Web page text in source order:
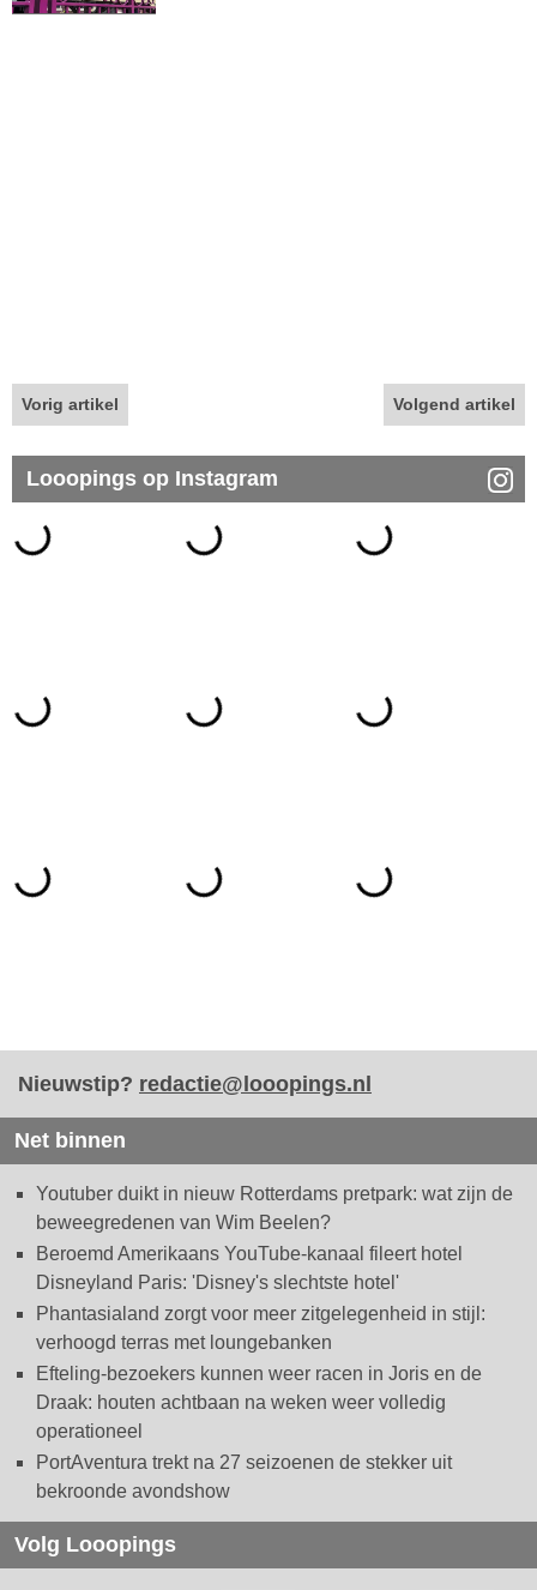
Vorig artikel Volgend artikel
Looopings op Instagram
Nieuwstip? redactie@looopings.nl
Net binnen
Youtuber duikt in nieuw Rotterdams pretpark: wat zijn de
beweegredenen van Wim Beelen?
Beroemd Amerikaans YouTube-kanaal fileert hotel
Disneyland Paris: 'Disney's slechtste hotel'
Phantasialand zorgt voor meer zitgelegenheid in stijl:
verhoogd terras met loungebanken
Efteling-bezoekers kunnen weer racen in Joris en de
Draak: houten achtbaan na weken weer volledig
operationeel
PortAventura trekt na 27 seizoenen de stekker uit
bekroonde avondshow
Volg Looopings